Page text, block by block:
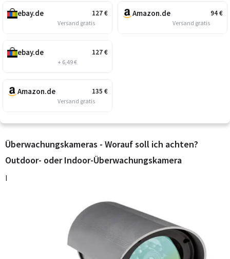
127€
ebay.de
Versand gratis
127€
ebay.de
+ 6,49 €
135 €
Amazon.de
Versand gratis
94€
Amazon.de
Versand gratis
Überwachungskameras - Worauf soll ich achten?
Outdoor- oder Indoor-Überwachungskamera
I